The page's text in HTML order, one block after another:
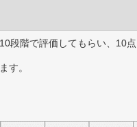
段階で評価してもらい、10
す。